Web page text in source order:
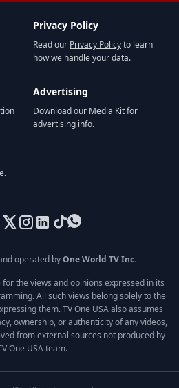
Privacy Policy
Read our Privacy Policyto learn
how we handle your data.
Advertising
Download our Media Kitfor
advertising info.
.
operated byOne World TV Inc.
for the views and opinions expressed in its
All such views belong solely to the
them. TV One USA also assumes
ownership, or authenticity of any videos,
from external sources not produced by
One USA team.